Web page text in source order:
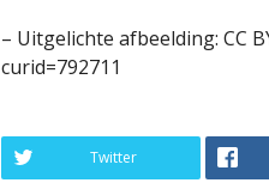
– Uitgelichte afbeelding: CC
curid=792711
Twitter